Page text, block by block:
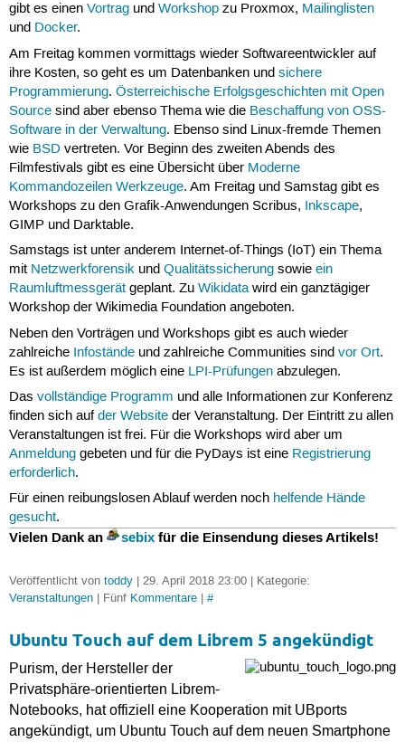
gibt es einen Vortragund Workshopzu Proxmox, Mailinglisten
und Docker.
Am Freitag kommen vormittags wieder Softwareentwickler auf
ihre Kosten, so geht es um Datenbanken und sichere
Programmierung. Österreichische Erfolgsgeschichten mit Open
Sourcesind aber ebenso Thema wie die Beschaffung von OSS-
Software in der Verwaltung. Ebenso sind Linux-fremde Themen
wie BSD vertreten. Vor Beginn des zweiten Abends des
Filmfestivals gibt es eine Übersicht über Moderne
Kommandozeilen Werkzeuge. Am Freitag und Samstag gibt es
Workshops zu den Grafik-Anwendungen Scribus, Inkscape,
GIMP und Darktable.
Samstags ist unter anderem Internet-of-Things (IoT) ein Thema
mit Netzwerkforensikund Qualitätssicherungsowie ein
Raumluftmessgerätgeplant. Zu Wikidatawird ein ganztägiger
Workshop der Wikimedia Foundation angeboten.
Neben den Vorträgen und Workshops gibt es auch wieder
zahlreiche Infoständeund zahlreiche Communities sind vor Ort.
Es ist außerdem möglich eine LPI-Prüfungenabzulegen.
Das vollständige Programm und alle Informationen zur Konferenz
finden sich aufder Websiteder Veranstaltung. Der Eintritt zu allen
Veranstaltungen ist frei. Für die Workshops wird aber um
Anmeldunggebeten und für die PyDays ist eine Registrierung
erforderlich.
Für einen reibungslosen Ablauf werden noch helfende Hände
gesucht.
Vielen Dank an sebixfür die Einsendung dieses Artikels!
Veröffentlicht von toddy| 29. April 2018 23:00 | Kategorie:
Veranstaltungen| Fünf Kommentare| #
Ubuntu Touch auf dem Librem 5 angekündigt
Purism, der Hersteller der
Privatsphäre-orientierten Librem-
Notebooks, hat offiziell eine Kooperation mit UBports
angekündigt, um Ubuntu Touch auf dem neuen Smartphone